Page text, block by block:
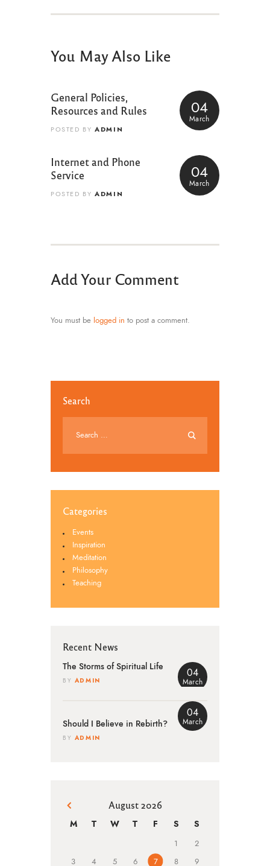
You May Also Like
04
March
General Policies,
Resources and Rules
POSTED BYADMIN
04
March
Internet and Phone
Service
POSTED BYADMIN
Add Your Comment
You must be logged in to post a comment.
Search
Categories
Events
Inspiration
Meditation
Philosophy
Teaching
Recent News
04
March
The Storms of Spiritual Life
BY ADMIN
04
March
Should I Believe in Rebirth?
BY ADMIN
August 2026
M T W T F S S
1
2
3
4 5 6 7 8
9
« Mar